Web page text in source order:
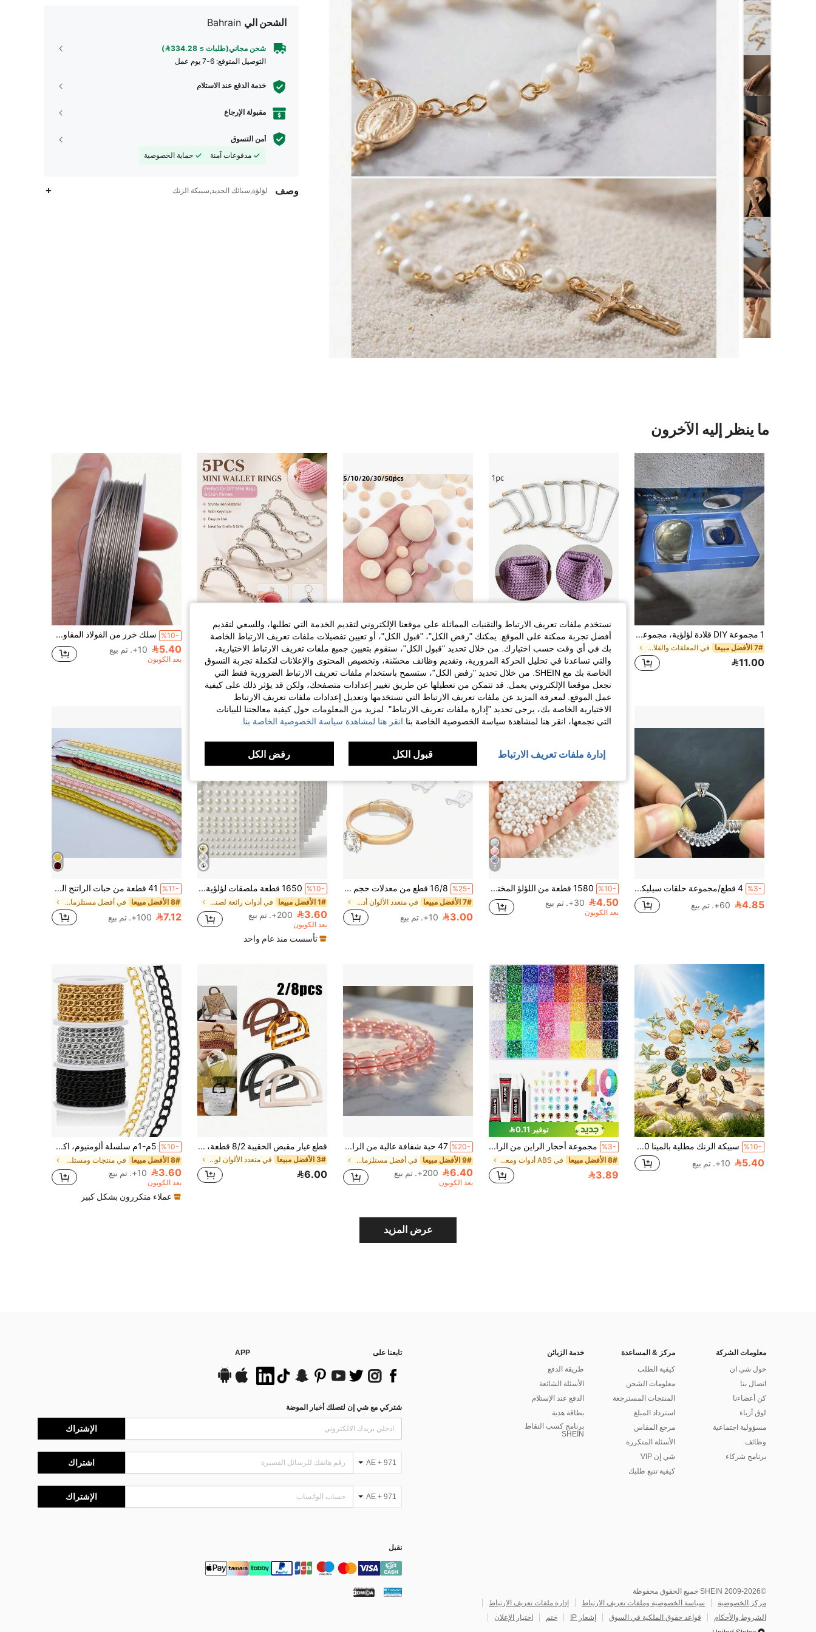
الشحن الي Bahrain
شحن مجاني(طلبات ≥ 334.28)
التوصيل المتوقع: 6-7 يوم عمل
خدمة الدفع عند الاستلام
مقبولة الإرجاع
أمن التسوق
مدفوعات آمنة
حماية الخصوصية
وصف لؤلؤة,سبائك الحديد,سبيكة الزنك
ما ينظر إليه الآخرون
1 مجموعة DIY قلادة لؤلؤية، مجموعة السحر والسلسلة
7# الأفضل مبيعا في المعلقات والقلادات وزخارف السلسلة
11.00
1 قطعة مشبك فم مربع من الألومنيوم، إكسسوار مشبك حقيبة منسوجة، مناسب لحقيبة نقود DIY، حقيبة مستحضرات تجميل، صندوق مجوهرات، إصلاح وتجديد الحقائب، مواد إطار مشبك يدوي
1# الأفضل مبيعا في لوازم صنع المحفظة
10.00 10+. تم بيع
عملاء متكررون بشكل كبير
%3- خرز خشبي طبيعي نصف دائري، خرز خشبي غير مصقول بدون ثقوب، مناسب للأعمال اليدوية DIY، مواد صنع الخواتم/الأساور/الأقراط/القلائد، ديكور المنزل وإكسسوارات صناعة المجوهرات، قطر أحجام متعددة متاحة 5/10/20/30/50 قطعة
3.89
40+. تم بيع
عملاء متكررون بشكل كبير
%10-
9.90
بعد الكوبون
%10- سلك خرز من الفولاذ المقاوم للصدأ 0.3-0.8 مم - لوازم صنع المجوهرات DIY، مناسب للأساور والقلائد وإكسسوارات الحرف اليدوية
5.40 10+. تم بيع
بعد الكوبون
%3- 4 قطع/مجموعة حلقات سيليكون قابلة للتعديل لتغيير حجم الخاتم، حلقات سيليكون شفافة لحماية الخواتم، مناسبة للرجال والنساء، تسمح لك بضبط حجم الخاتم دون إعادة تشكيله
4.85 60+. تم بيع
7
%10- 1580 قطعة من اللؤلؤ المختلط غير المثقوب بأحجام من 3-10 مم، مستلزمات صنع المجوهرات DIY، إكسسوارات DIY، مواد ملء الأواني، صنع المجوهرات، حفلات الزفاف والمناسبات، شموع عائمة لمراكز الطاولات، حفلات أعياد الميلاد، ديكور المنزل
4.50 30+. تم بيع
بعد الكوبون
%25- 16/8 قطع من معدلات حجم الخاتم غير المرئية، إدراجات تقليل الخاتم الفضفاض، مناسبة لجميع أحزمة الخواتم والأحجام
7# الأفضل مبيعا في متعدد الألوان أدوات ومعدات المجوهرات
3.00 10+. تم بيع
%10- 1650 قطعة ملصقات لؤلؤية ذاتية اللصق، 4 أحجام، لؤلؤ أبيض حليبي للمجوهرات والأظافر والوجه والجسم والشعر وزينة الهاتف، 0.12 بوصة/0.16 بوصة/0.20 بوصة/0.24 بوصة، جمالية
1# الأفضل مبيعا في أدوات رائعة لصنع المجوهرات صناعة الخرز والمجوهر
3.60 200+. تم بيع
بعد الكوبون
تأسست منذ عام واحد
%11- 41 قطعة من حبات الراتنج المنسوجة عالية الشفافية، سلسلة الخرز بدون شوائب، لؤلؤ زخرفي، صناعة مجوهرات DIY متعددة الاستخدامات، حبات تسبيح إسلامية، مناسبة للأساور والقلائد والإكسسوارات وهواتف والمفاتيح وديكور السيارات
8# الأفضل مبيعا في أفضل مستلزمات صناعة المجوهرات مبيعًا صناعة الخر
7.12 100+. تم بيع
%10- سبيكة الزنك مطلية بالمينا 10/20/30/50/100/150/200 قطعة متعددة الألوان نجم البحر والأصداف البحرية - قلادات صنع المجوهرات DIY
5.40 10+. تم بيع
توفير 0.11
%3- مجموعة أحجار الراين من الراتنج الجيلي بظهر مسطح ب- 40 لون، تشمل ملقط وقلم تنقيط وصينية أحجار الراين وغراء وأدوات أخرى، طقم مواد DIY يدوية الصنع، مناسب لتزيين الملابس والأكواب والرسم بالألماس، مناسب لمناسبات متنوعة
8# الأفضل مبيعا في ABS أدوات ومعدات المجوهرات
3.89
%20- 47 حبة شفافة عالية من الراتنج المنسوج، تسبيح مسلم من المملكة العربية السعودية، قطر 9.6 مم، حبات زخرفية خالية من العيوب، متعددة الاستخدامات للخرز DIY، مناسبة للأساور والقلائد والإكسسوارات والهواتف والمفاتيح وديكور السيارة
9# الأفضل مبيعا في أفضل مستلزمات صناعة المجوهرات مبيعًا صناعة الخر
6.40 200+. تم بيع
بعد الكوبون
قطع غيار مقبض الحقيبة 8/2 قطعة، قطع غيار مقبض محفظة بشكل حرف D، مقبض حقيبة زخرفي متعدد الألوان للحقائب اليدوية والمحافظ DIY، مناسب لحقيبة الشاطئ وحقيبة القش المنسوجة
3# الأفضل مبيعا في متعدد الألوان لوازم صنع المحفظة
6.00
%10- 5م-1م سلسلة ألومنيوم، اكسسوارات سلسلة معدنية للملابس والحقائب والمجوهرات DIY والبطاقات وأرقام الأبواب والإعلانات المعلقة، متوفرة باللون الذهبي والفضي والأسود
8# الأفضل مبيعا في منتجات ومستلزمات الخرز منتجات ... صناعة الخرز
3.60 10+. تم بيع
بعد الكوبون
عملاء متكررون بشكل كبير
عرض المزيد
معلومات الشركة
حول شي ان
اتصال بنا
كن أعضاءنا
لوق أزياء
مسؤولية اجتماعية
وظائف
برنامج شركاء
مركز & المساعدة
كيفية الطلب
معلومات الشحن
المنتجات المسترجعة
استرداد المبلغ
مرجع المقاس
الأسئلة المتكررة
شي إن VIP
كيفية تتبع طلبك
خدمة الزبائن
طريقة الدفع
الأسئلة الشائعة
الدفع عند الإستلام
بطاقة هدية
برنامج كسب النقاط
SHEIN
تابعنا على APP
شتركي مع شي إن لتصلك أخبار الموضة
الإشتراك
AE + 971 اشتراك
AE + 971 الإشتراك
نقبل
©2009-2026 SHEIN جميع الحقوق محفوظة
مركز الخصوصية
سياسة الخصوصية وملفات تعريف الارتباط
إدارة ملفات تعريف الارتباط
الشروط والأحكام
قواعد حقوق الملكية في السوق إشعار IP ختم
اختيار الإعلان
نستخدم ملفات تعريف الارتباط والتقنيات المماثلة على موقعنا الإلكتروني لتقديم الخدمة التي تطلبها، وللسعي لتقديم
أفضل تجربة ممكنة على الموقع. يمكنك "رفض الكل"، "قبول الكل"، أو تعيين تفضيلات ملفات تعريف الارتباط الخاصة
بك في أي وقت حسب اختيارك. من خلال تحديد "قبول الكل"، سنقوم بتعيين جميع ملفات تعريف الارتباط الاختيارية،
والتي تساعدنا في تحليل الحركة المرورية، وتقديم وظائف محسّنة، وتخصيص المحتوى والإعلانات لتكملة تجربة التسوق
الخاصة بك مع SHEIN. من خلال تحديد "رفض الكل"، ستسمح باستخدام ملفات تعريف الارتباط الضرورية فقط التي
تجعل موقعنا الإلكتروني يعمل. قد تتمكن من تعطيلها عن طريق تغيير إعدادات متصفحك، ولكن قد يؤثر ذلك على كيفية
عمل الموقع. لمعرفة المزيد عن ملفات تعريف الارتباط التي نستخدمها وتعديل إعدادات ملفات تعريف الارتباط
الاختيارية الخاصة بك، يرجى تحديد "إدارة ملفات تعريف الارتباط". لمزيد من المعلومات حول كيفية معالجتنا للبيانات
التي نجمعها، انقر هنا لمشاهدة سياسة الخصوصية الخاصة بنا. انقر هنا لمشاهدة سياسة الخصوصية الخاصة بنا.
إدارة ملفات تعريف الارتباط قبول الكل رفض الكل